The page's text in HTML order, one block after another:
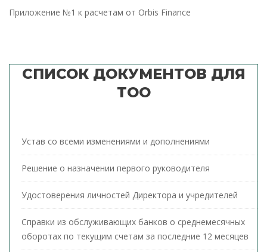
Приложение №1 к расчетам от Orbis Finance
СПИСОК ДОКУМЕНТОВ ДЛЯ
ТОО
Устав со всеми изменениями и дополнениями
Решение о назначении первого руководителя
Удостоверения личностей Директора и учредителей
Справки из обслуживающих банков о среднемесячных
оборотах по текущим счетам за последние 12 месяцев